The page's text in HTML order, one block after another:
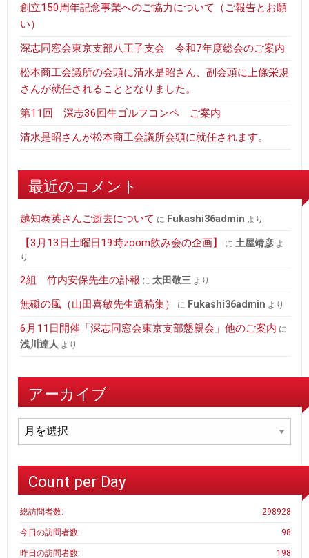
創立150周年記念事業へのご協力について（ご報告とお願
い）
深志同窓会東京支部八王子支会 令和7年度総会のご案内
松本商工会議所の会頭に清水是昭さん、副会頭に上條栄規
さんが就任されることとなりました。
第11回 深志36回生ゴルフコンペ ご案内
清水是昭さんが松本商工会議所会頭に就任されます。
最近のコメント
越知泰英さんご逝去について に fukashi36admin より
【3月13日土曜日19時zoom飲み会の企画】 に 土屋靖彦 よ
り
2組 竹内安保先生の訃報 に 太田敬三 より
無礙の風（山田喜敏先生遺稿集） に fukashi36admin より
6月11日開催「深志同窓会東京支部懇親会」他のご案内 に
浅川達人 より
アーカイブ
ー
ブ
Count per Day
298928
総訪問者数:
98
今日の訪問者数:
198
昨日の訪問者数: